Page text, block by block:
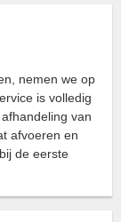
nemen we op
is volledig
van
afvoeren en
de eerste